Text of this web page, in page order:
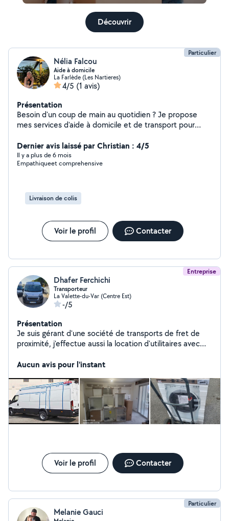
Découvrir
Particulier
Nélia Falcou
Aide à domicile
La Farlède (Les Nartieres)
4/5 (1 avis)
Présentation
Besoin d'un coup de main au quotidien ? Je propose
mes services d'aide à domicile et de transport pour
point A à un point B (courses, rendez-vous, etc.) une
aide simple du quotidien (ménage, repas, compagnie,
petits services) ou juste un peu de soutien pratique et
plus d'infos ou un devis rapide. Je met également en
location : -taille haie -débroussailleuse -tronçonneuse
Dernier avis laissé par Christian : 4/5
Il y a plus de 6 mois
Empathiqueet comprehensive
Livraison de colis
Voir le profil Contacter
Entreprise
Dhafer Ferchichi
Transporteur
La Valette-du-Var (Centre Est)
-/5
Présentation
Je suis gérant d'une société de transports de fret de
proximité, j'effectue aussi la location d'utilitaires avec
etc...
Aucun avis pour l'instant
Voir le profil Contacter
Particulier
Melanie Gauci